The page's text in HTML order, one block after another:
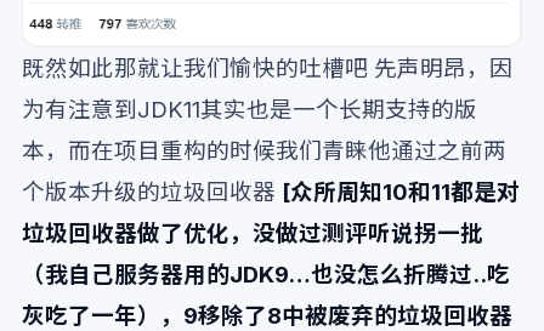
既然如此那就让我们愉快的吐槽吧 先声明昂，因
为有注意到JDK11其实也是一个长期支持的版
本，而在项目重构的时候我们青睐他通过之前两
个版本升级的垃圾回收器 [众所周知10和11都是对
垃圾回收器做了优化，没做过测评听说拐一批
（我自己服务器用的JDK9…也没怎么折腾过..吃
灰吃了一年），9移除了8中被废弃的垃圾回收器